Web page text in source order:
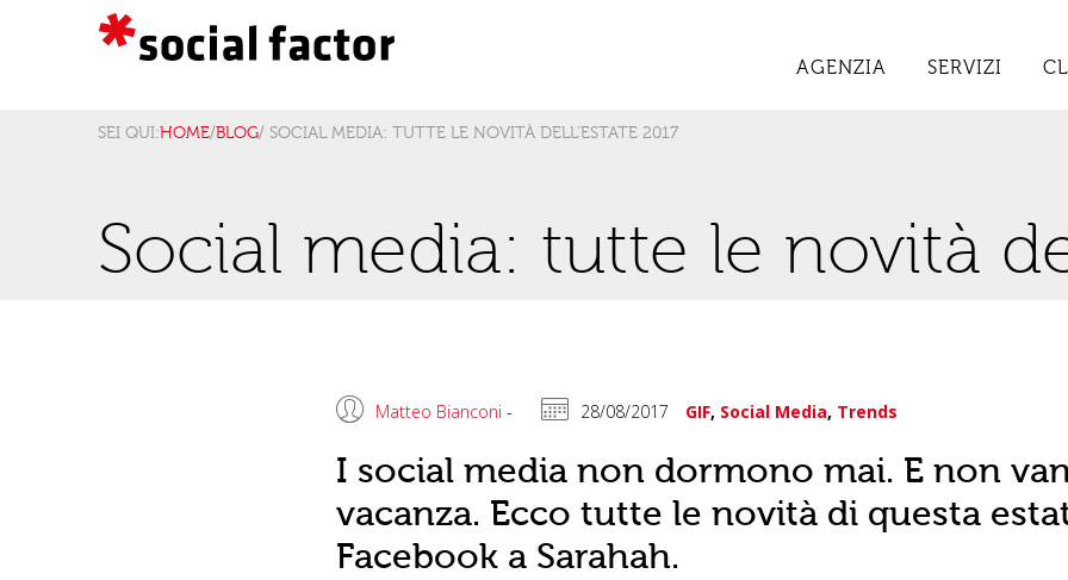
AGENZIA SERVIZI
SEI QUI:HOME/BLOG/ SOCIAL MEDIA: TUTTE LE NOVITÀ DELL’ESTATE 2017
Social media: tutte le novità
Matteo Bianconi - 28/08/2017 GIF, Social Media, Trends
I social media non dormono mai. E non
vacanza. Ecco tutte le novità di questa
Facebook a Sarahah.